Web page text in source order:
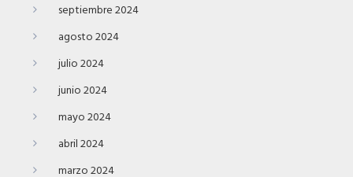
septiembre 2024
agosto 2024
julio 2024
junio 2024
mayo 2024
abril 2024
marzo 2024